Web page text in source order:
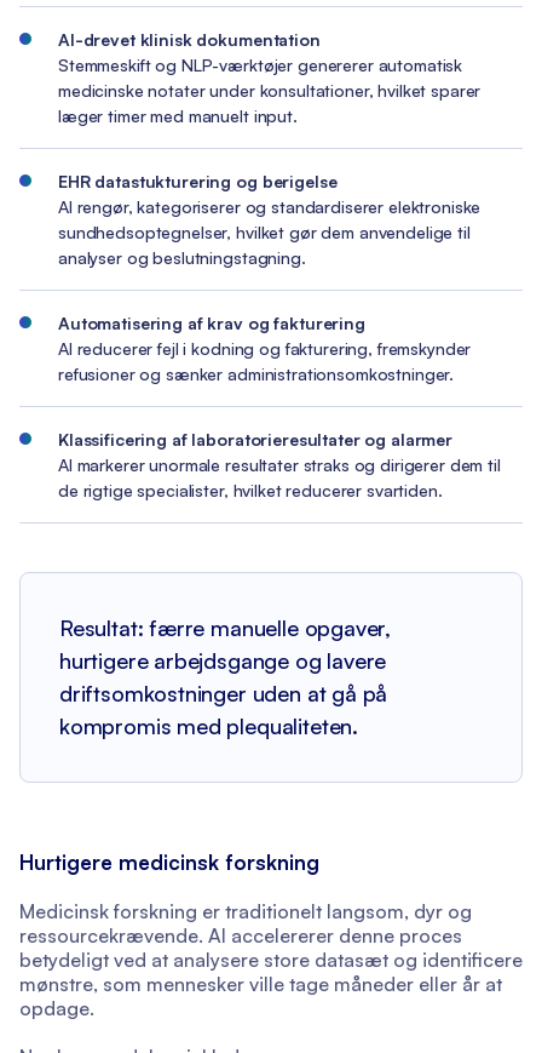
AI-drevet klinisk dokumentation
Stemmeskift og NLP-værktøjer genererer automatisk
medicinske notater under konsultationer, hvilket sparer
læger timer med manuelt input.
EHR datastukturering og berigelse
AI rengør, kategoriserer og standardiserer elektroniske
sundhedsoptegnelser, hvilket gør dem anvendelige til
analyser og beslutningstagning.
Automatisering af krav og fakturering
AI reducerer fejl i kodning og fakturering, fremskynder
refusioner og sænker administrationsomkostninger.
Klassificering af laboratorieresultater og alarmer
AI markerer unormale resultater straks og dirigerer dem til
de rigtige specialister, hvilket reducerer svartiden.
Resultat: færre manuelle opgaver,
hurtigere arbejdsgange og lavere
driftsomkostninger uden at gå på
kompromis med plequaliteten.
Hurtigere medicinsk forskning
Medicinsk forskning er traditionelt langsom, dyr og
ressourcekrævende. AI accelererer denne proces
betydeligt ved at analysere store datasæt og identificere
mønstre, som mennesker ville tage måneder eller år at
opdage.